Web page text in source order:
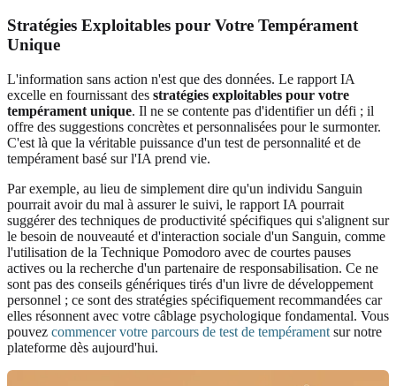
Stratégies Exploitables pour Votre Tempérament
Unique
L'information sans action n'est que des données. Le rapport IA
excelle en fournissant des stratégies exploitables pour votre
tempérament unique. Il ne se contente pas d'identifier un défi ; il
offre des suggestions concrètes et personnalisées pour le surmonter.
C'est là que la véritable puissance d'un test de personnalité et de
tempérament basé sur l'IA prend vie.
Par exemple, au lieu de simplement dire qu'un individu Sanguin
pourrait avoir du mal à assurer le suivi, le rapport IA pourrait
suggérer des techniques de productivité spécifiques qui s'alignent sur
le besoin de nouveauté et d'interaction sociale d'un Sanguin, comme
l'utilisation de la Technique Pomodoro avec de courtes pauses
actives ou la recherche d'un partenaire de responsabilisation. Ce ne
sont pas des conseils génériques tirés d'un livre de développement
personnel ; ce sont des stratégies spécifiquement recommandées car
elles résonnent avec votre câblage psychologique fondamental. Vous
pouvez commencer votre parcours de test de tempérament sur notre
plateforme dès aujourd'hui.